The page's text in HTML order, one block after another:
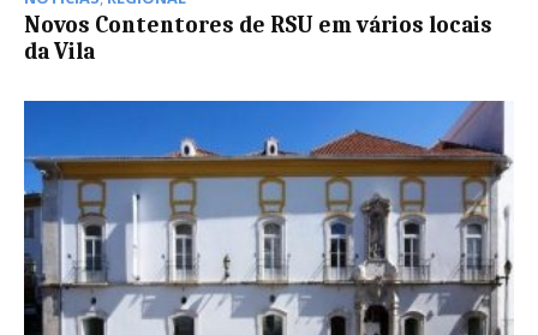
Novos Contentores de RSU em vários locais
da Vila